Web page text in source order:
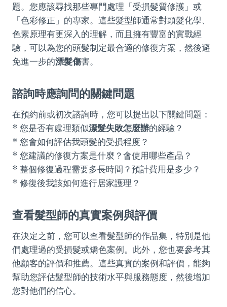
題。您應該尋找那些專門處理「受損髮質修護」或
「色彩修正」的專家。這些髮型師通常對頭髮化學、
色素原理有更深入的理解，而且擁有豐富的實戰經
驗，可以為您的頭髮制定最合適的修復方案，然後避
免進一步的漂髮傷害。
諮詢時應詢問的關鍵問題
在預約前或初次諮詢時，您可以提出以下關鍵問題：
* 您是否有處理類似漂髮失敗怎麼辦的經驗？
* 您會如何評估我頭髮的受損程度？
* 您建議的修復方案是什麼？會使用哪些產品？
* 整個修復過程需要多長時間？預計費用是多少？
* 修復後我該如何進行居家護理？
查看髮型師的真實案例與評價
在決定之前，您可以查看髮型師的作品集，特別是他
們處理過的受損髮或矯色案例。此外，您也要參考其
他顧客的評價和推薦。這些真實的案例和評價，能夠
幫助您評估髮型師的技術水平與服務態度，然後增加
您對他們的信心。